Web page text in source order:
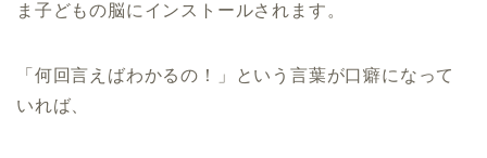
ま子どもの脳にインストールされます。
「何回言えばわかるの！」という言葉が口癖になって
いれば、